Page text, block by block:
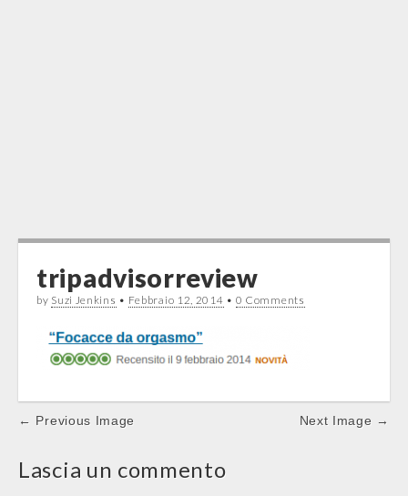
tripadvisorreview
by Suzi Jenkins • Febbraio 12, 2014 • 0 Comments
Post
← Previous Image Next Image →
Lascia un commento